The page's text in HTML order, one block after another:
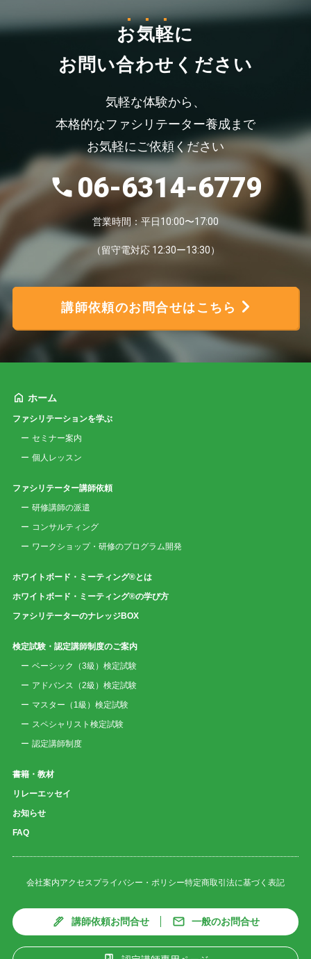
お気軽に
お問い合わせください
気軽な体験から、
本格的なファシリテーター養成まで
お気軽にご依頼ください
06-6314-6779
営業時間：平日10:00〜17:00
（留守電対応 12:30ー13:30）
講師依頼のお問合せはこちら
ホーム
ファシリテーションを学ぶ
セミナー案内
個人レッスン
ファシリテーター講師依頼
研修講師の派遣
コンサルティング
ワークショップ・研修のプログラム開発
ホワイトボード・ミーティング®とは
ホワイトボード・ミーティング®の学び方
ファシリテーターのナレッジBOX
検定試験・認定講師制度のご案内
ベーシック（3級）検定試験
アドバンス（2級）検定試験
マスター（1級）検定試験
スペシャリスト検定試験
認定講師制度
書籍・教材
リレーエッセイ
お知らせ
FAQ
会社案内アクセス プライバシー・ポリシー特定商取引法に基づく表記
講師依頼お問合せ 一般のお問合せ